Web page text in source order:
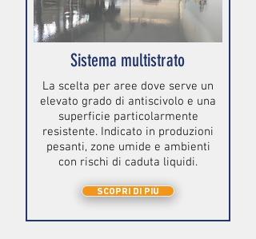
Sistema multistrato
La scelta per aree dove serve un
elevato grado di antiscivolo e una
superficie particolarmente
resistente. Indicato in produzioni
pesanti, zone umide e ambienti
con rischi di caduta liquidi.
SCOPRI DI PIÙ